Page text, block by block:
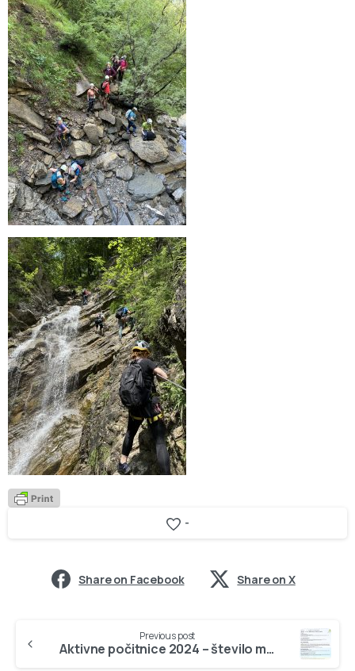
-
Share on Facebook Share on X
Reading
Previous post
Aktivne počitnice 2024 – število mest omejenih, prijave možne od torka dalje